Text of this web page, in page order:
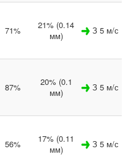
71%
21% (0.14
мм)
З 5 м/с
87%
20% (0.1
мм)
З 5 м/с
56%
17% (0.11
мм)
З 5 м/с